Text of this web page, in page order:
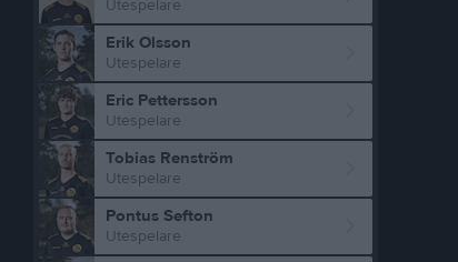
Utespelare
Erik Olsson
Utespelare
Eric Pettersson
Utespelare
Tobias Renström
Utespelare
Pontus Sefton
Utespelare